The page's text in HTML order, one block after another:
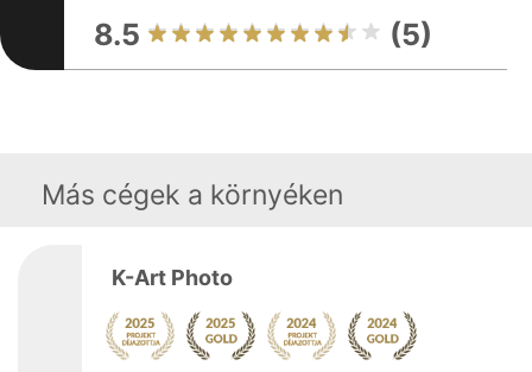
8.5 (5)
Más cégek a környéken
K-Art Photo